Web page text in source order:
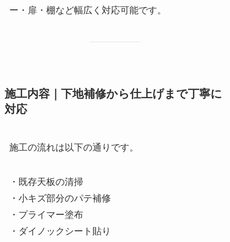
ー・扉・棚など幅広く対応可能です。
施工内容｜下地補修から仕上げまで丁寧に
対応
施工の流れは以下の通りです。
・既存天板の清掃
・小キズ部分のパテ補修
・プライマー塗布
・ダイノックシート貼り